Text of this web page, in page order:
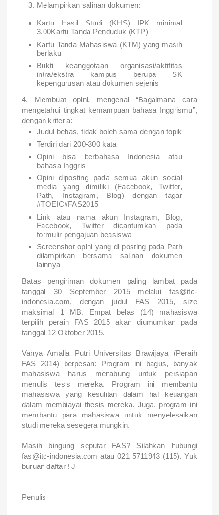
Melampirkan salinan dokumen:
Kartu Hasil Studi (KHS) IPK minimal
3.00Kartu Tanda Penduduk (KTP)
Kartu Tanda Mahasiswa (KTM) yang masih
berlaku
Bukti keanggotaan organisasi/aktifitas
intra/ekstra kampus berupa SK
kepengurusan atau dokumen sejenis
4. Membuat opini, mengenai “Bagaimana cara
mengetahui tingkat kemampuan bahasa Inggrismu”,
dengan kriteria:
Judul bebas, tidak boleh sama dengan topik
Terdiri dari 200-300 kata
Opini bisa berbahasa Indonesia atau
bahasa Inggris
Opini diposting pada semua akun social
media yang dimiliki (Facebook, Twitter,
Path, Instagram, Blog) dengan tagar
#TOEIC#FAS2015
Link atau nama akun Instagram, Blog,
Facebook, Twitter dicantumkan pada
formulir pengajuan beasiswa
Screenshot opini yang di posting pada Path
dilampirkan bersama salinan dokumen
lainnya
Batas pengiriman dokumen paling lambat pada
tanggal 30 September 2015 melalui fas@itc-
indonesia.com, dengan judul FAS 2015, size
maksimal 1 MB. Empat belas (14) mahasiswa
terpilih peraih FAS 2015 akan diumumkan pada
tanggal 12 Oktober 2015.
Vanya Amalia Putri_Universitas Brawijaya (Peraih
FAS 2014) berpesan: Program ini bagus, banyak
mahasiswa harus menabung untuk persiapan
menulis tesis mereka. Program ini membantu
mahasiswa yang kesulitan dalam hal keuangan
dalam membiayai thesis mereka. Juga, program ini
membantu para mahasiswa untuk menyelesaikan
studi mereka sesegera mungkin.
Masih bingung seputar FAS? Silahkan hubungi
fas@itc-indonesia.com atau 021 5711943 (115). Yuk
buruan daftar ! J
Penulis